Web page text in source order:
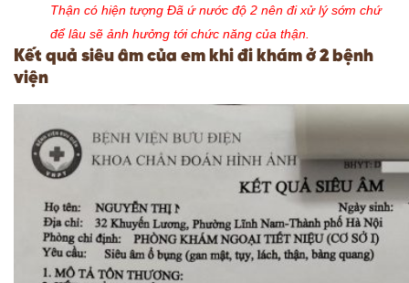
Thận có hiện tượng Đã ứ nước độ 2 nên đi xử lý sớm chứ
để lâu sẽ ảnh hưởng tới chức năng của thận.
Kết quả siêu âm của em khi đi khám ở 2 bệnh
viện